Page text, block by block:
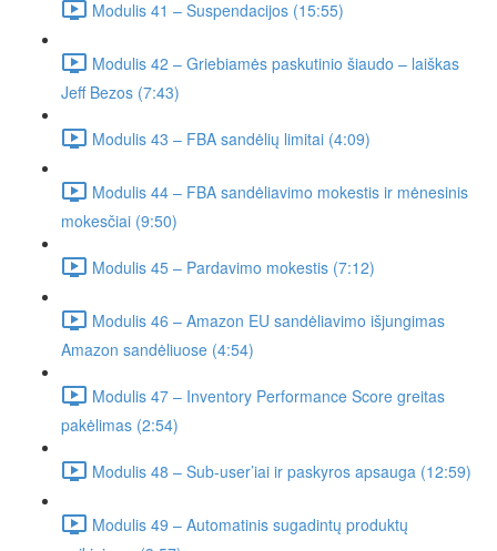
Modulis 41 – Suspendacijos (15:55)
Modulis 42 – Griebiamės paskutinio šiaudo – laiškas
Jeff Bezos (7:43)
Modulis 43 – FBA sandėlių limitai (4:09)
Modulis 44 – FBA sandėliavimo mokestis ir mėnesinis
mokesčiai (9:50)
Modulis 45 – Pardavimo mokestis (7:12)
Modulis 46 – Amazon EU sandėliavimo išjungimas
Amazon sandėliuose (4:54)
Modulis 47 – Inventory Performance Score greitas
pakėlimas (2:54)
Modulis 48 – Sub-user’iai ir paskyros apsauga (12:59)
Modulis 49 – Automatinis sugadintų produktų